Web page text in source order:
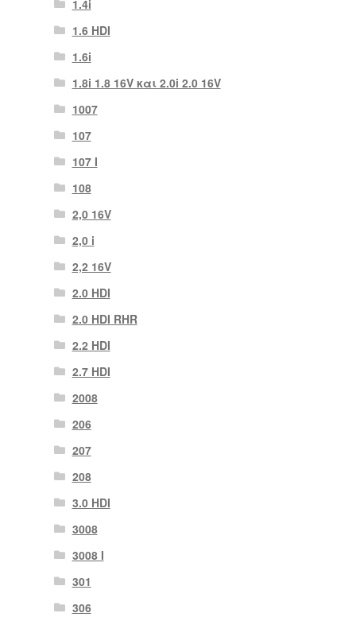
1.4i
1.6 HDI
1.6i
1.8i 1.8 16V και 2.0i 2.0 16V
1007
107
107 Ι
108
2,0 16V
2,0 i
2,2 16V
2.0 HDI
2.0 HDI RHR
2.2 HDI
2.7 HDI
2008
206
207
208
3.0 HDI
3008
3008 Ι
301
306